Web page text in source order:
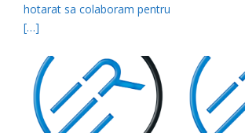
hotarat sa colaboram pentru
[…]